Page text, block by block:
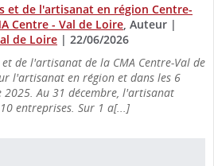
et de l'artisanat en région Centre-
Centre - Val de Loire , Auteur |
de Loire | 22/06/2026
de l'artisanat de la CMA Centre-Val de
l'artisanat en région et dans les 6
Au 31 décembre, l'artisanat
entreprises. Sur 1 a[...]